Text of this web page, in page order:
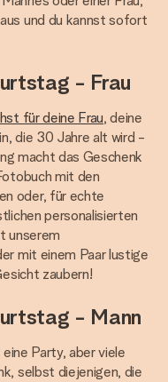
und du kannst sofort
- Frau
für deine Frau, deine
die 30 Jahre alt wird -
macht das Geschenk
mit den
oder, für echte
personalisierten
unserem
mit einem Paar lustige
zaubern!
- Mann
Party, aber viele
selbst diejenigen, die